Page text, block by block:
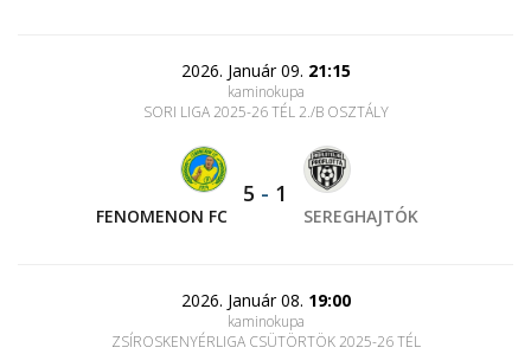
2026. Január 09. 21:15
kaminokupa
SORI LIGA 2025-26 TÉL 2./B OSZTÁLY
FENOMENON FC
5 - 1
SEREGHAJTÓK
2026. Január 08. 19:00
kaminokupa
ZSÍROSKENYÉRLIGA CSÜTÖRTÖK 2025-26 TÉL